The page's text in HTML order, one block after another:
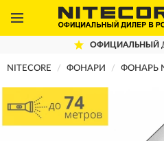
ОФИЦИАЛЬНЫЙ
NITECORE ФОНАРИ ФОНАРЬ